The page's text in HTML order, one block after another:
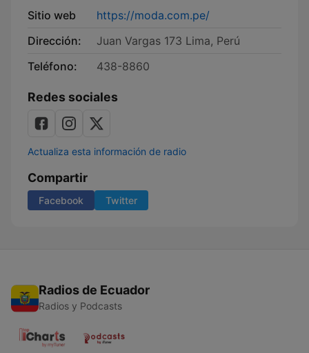
Sitio web
https://moda.com.pe/
Dirección:
Juan Vargas 173 Lima, Perú
Teléfono:
438-8860
Redes sociales
Actualiza esta información de radio
Compartir
Facebook Twitter
Radios de Ecuador
Radios y Podcasts